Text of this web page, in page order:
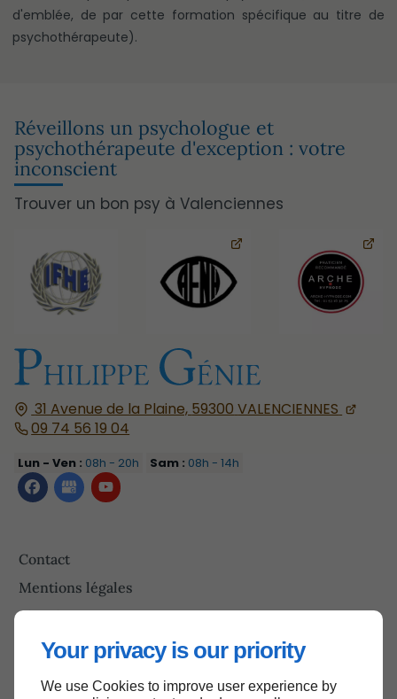
Your privacy is our priority
We use Cookies to improve user experience by
d'emblée, de par cette formation spécifique au titre de
psychothérapeute).
31 Avenue de la Plaine, 59300 VALENCIENNES
09 74 56 19 04
Lun - Ven : 08h - 20h Sam : 08h - 14h
Contact
Mentions légales
Plan du site
Réveillons un psychologue et
psychothérapeute d'exception : votre
inconscient
Trouver un bon psy à Valenciennes
Haut de page